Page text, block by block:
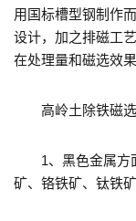
用国标槽型钢制作
设计，加之排磁工
在处理量和磁选效
高岭土除铁磁选
1、黑色金属方面
矿、铬铁矿、钛铁